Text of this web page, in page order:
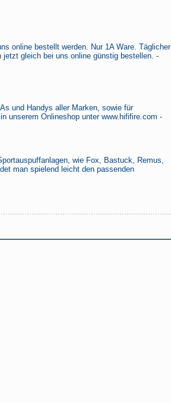
online bestellt werden. Nur 1A Ware. Täglicher
jetzt gleich bei uns online günstig bestellen. -
und Handys aller Marken, sowie für
unserem Onlineshop unter www.hififire.com -
wie Fox, Bastuck, Remus,
man spielend leicht den passenden